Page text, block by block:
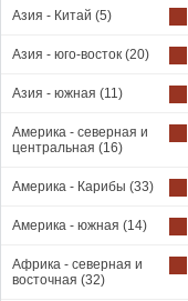
Азия - Китай (5)
Азия - юго-восток (20)
Азия - южная (11)
Америка - северная и
центральная (16)
Америка - Карибы (33)
Америка - южная (14)
Африка - северная и
восточная (32)